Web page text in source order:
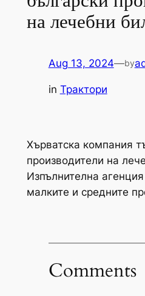
на лечебни
Aug 13, 2024—by
in Трактори
Хърватска компания
производители на
Изпълнителна
малките и средните
Comments